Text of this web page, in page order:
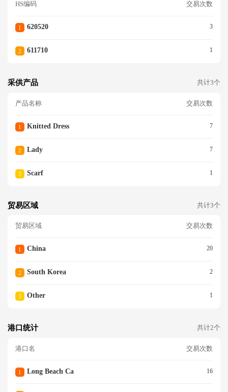
HS编码 交易次数
1 620520 3
2 611710 1
采供产品 共计3个
产品名称 交易次数
1 Knitted Dress 7
2 Lady 7
3 Scarf 1
贸易区域 共计3个
贸易区域 交易次数
1 China 20
2 South Korea 2
3 Other 1
港口统计 共计2个
港口名 交易次数
1 Long Beach Ca 16